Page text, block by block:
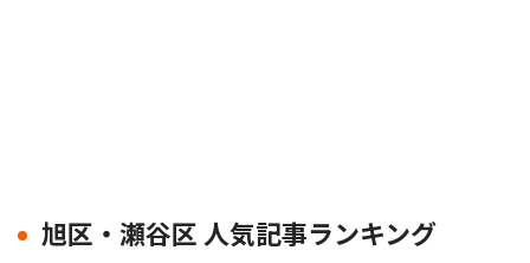
旭区・瀬谷区 人気記事ランキング